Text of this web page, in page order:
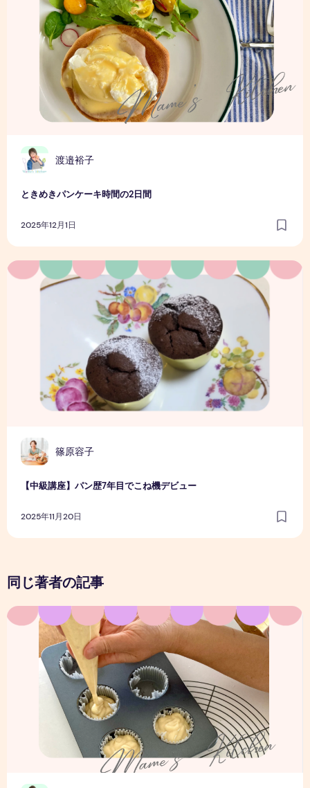
渡邉裕子
ときめきパンケーキ時間の2日間
2025年12月1日
篠原容子
【中級講座】パン歴7年目でこね機デビュー
2025年11月20日
【中級講座】パン歴7年目でこね機デビュー
同じ著者の記事
作ることで、気持ちが整う時間